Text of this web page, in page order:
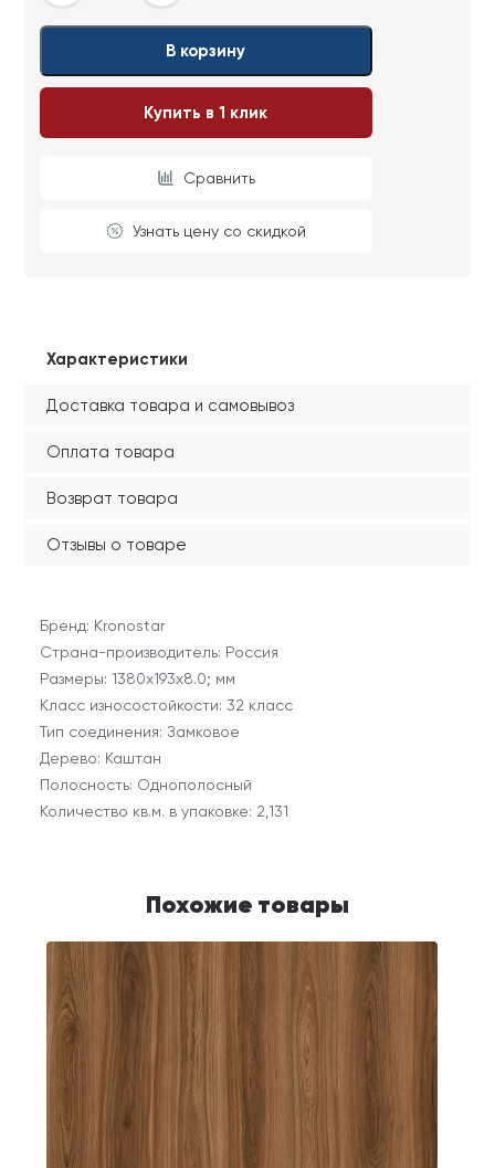
В корзину
Купить в 1 клик
Сравнить
Узнать цену со скидкой
Характеристики
Доставка товара и самовывоз
Оплата товара
Возврат товара
Отзывы о товаре
Бренд: Kronostar
Страна-производитель: Россия
Размеры: 1380х193х8.0; мм
Класс износостойкости: 32 класс
Тип соединения: Замковое
Дерево: Каштан
Полосность: Однополосный
Количество кв.м. в упаковке: 2,131
Похожие товары